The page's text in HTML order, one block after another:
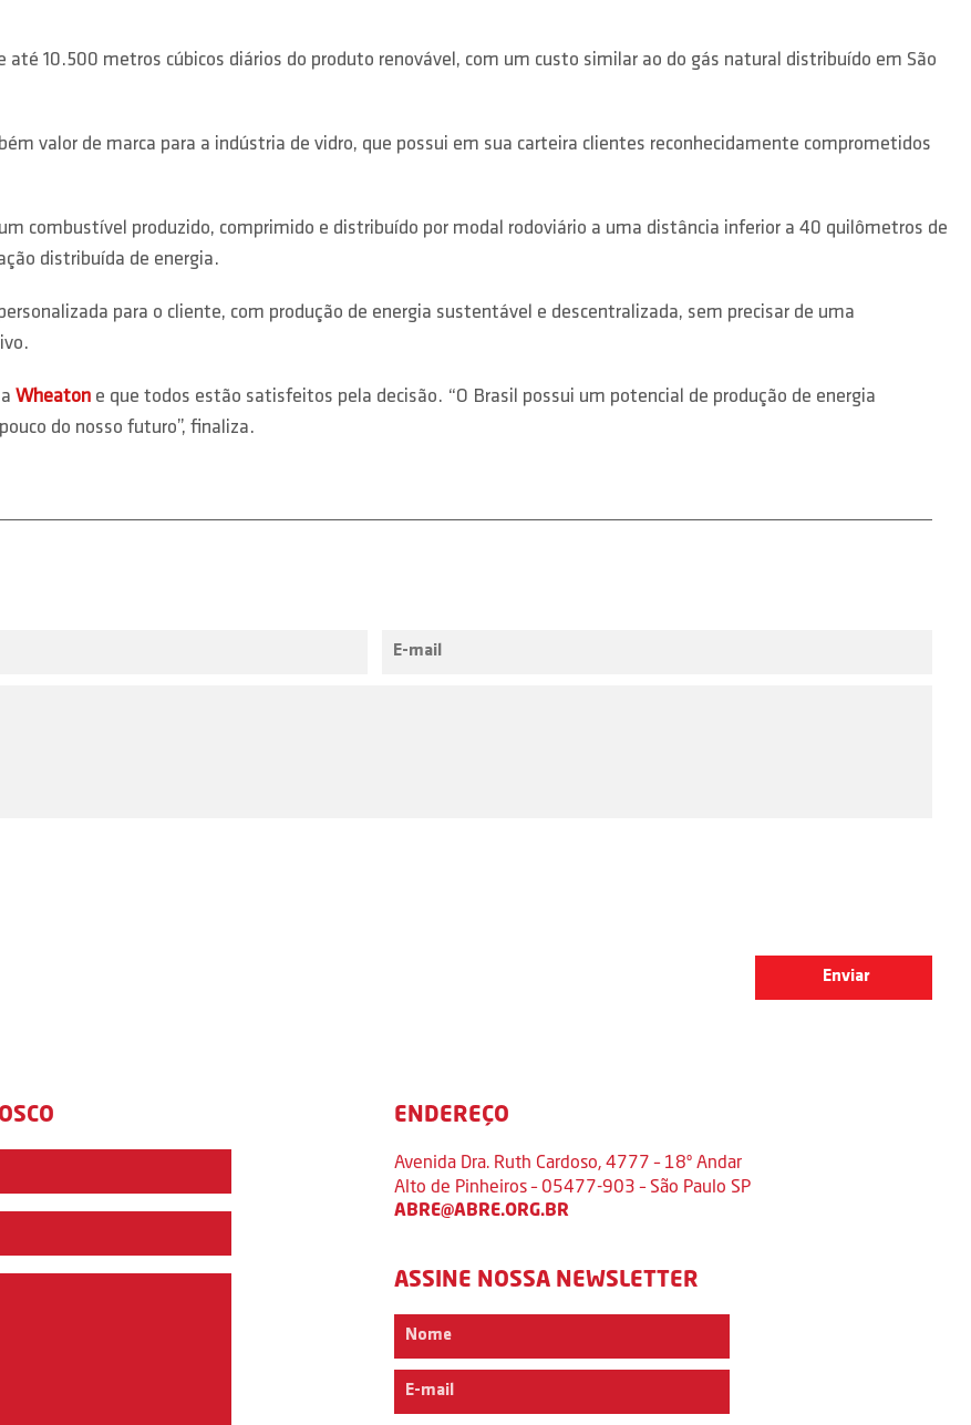
até 10.500 metros cúbicos diários do produto renovável, com um custo similar ao do gás natural distribuído em São
valor de marca para a indústria de vidro, que possui em sua carteira clientes reconhecidamente comprometidos
combustível produzido, comprimido e distribuído por modal rodoviário a uma distância inferior a 40 quilômetros de
distribuída de energia.
para o cliente, com produção de energia sustentável e descentralizada, sem precisar de uma
Wheaton e que todos estão satisfeitos pela decisão. “O Brasil possui um potencial de produção de energia
do nosso futuro”, finaliza.
ENDEREÇO
Avenida Dra. Ruth Cardoso, 4777 – 18º Andar
Alto de Pinheiros – 05477-903 – São Paulo SP
ABRE@ABRE.ORG.BR
ASSINE NOSSA NEWSLETTER